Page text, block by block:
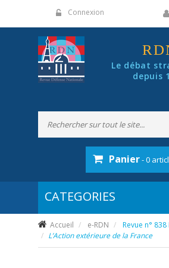
Connexion
Le débat
depuis
Panier- 0
Accueil e-RDN
Revue n° 838
L’Action extérieure de la France